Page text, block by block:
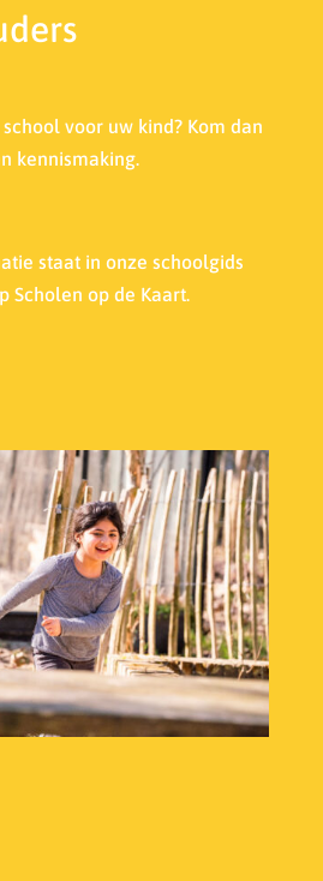
voor uw kind? Kom dan
kennismaking.
staat in onze schoolgids
Scholen op de Kaart.